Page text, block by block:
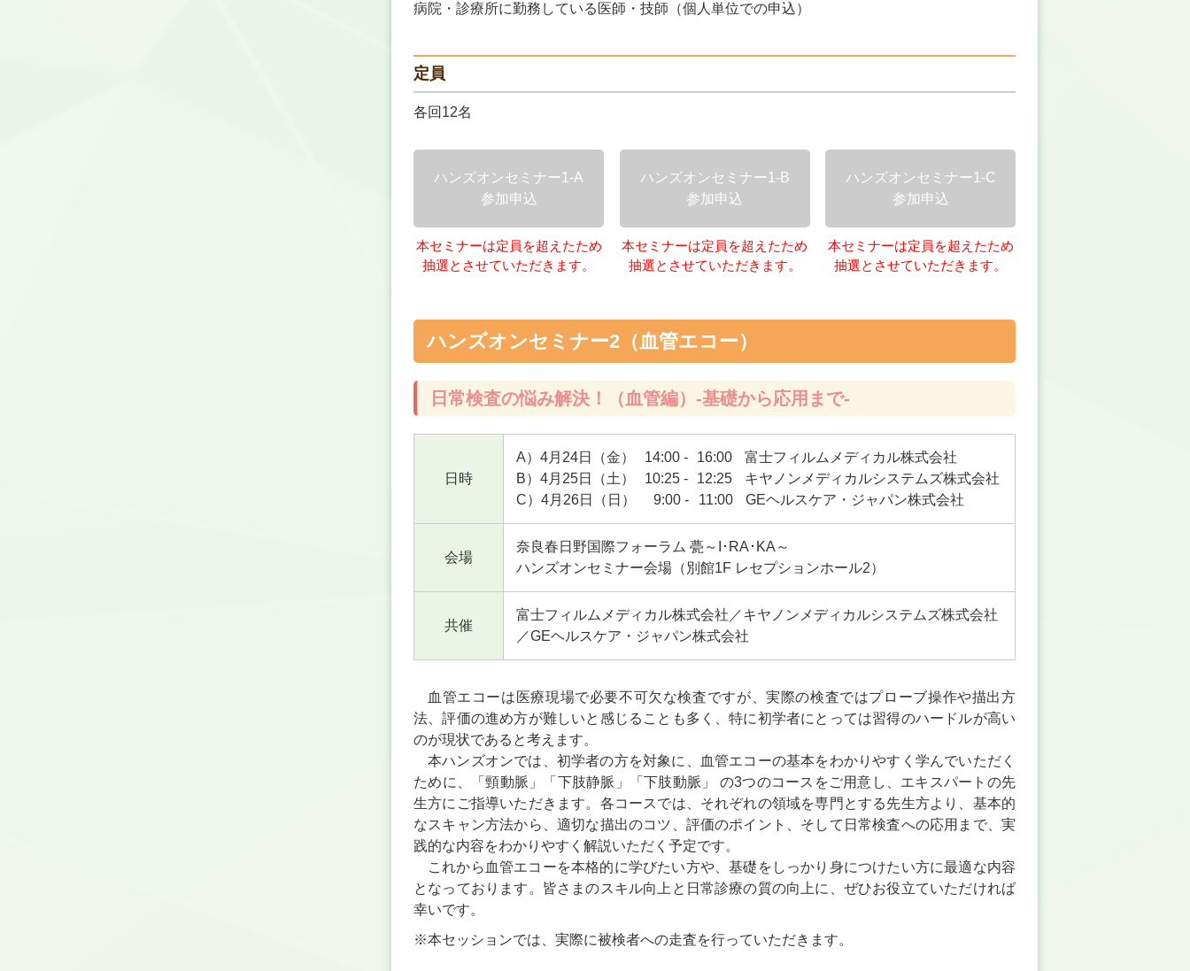
病院・診療所に勤務している医師・技師（個人単位での申込）
定員
各回12名
ハンズオンセミナー1-A
参加申込
本セミナーは定員を超えたため
抽選とさせていただきます。
ハンズオンセミナー1-B
参加申込
本セミナーは定員を超えたため
抽選とさせていただきます。
ハンズオンセミナー1-C
参加申込
本セミナーは定員を超えたため
抽選とさせていただきます。
ハンズオンセミナー2（血管エコー）
日常検査の悩み解決！（血管編）-基礎から応用まで-
日時
A）4月24日（金） 14:00 - 16:00
富士フィルムメディカル株式会社
B）4月25日（土）
10:25 - 12:25
キヤノンメディカルシステムズ株式会社
C）4月26日（日）
9:00 - 11:00 GEヘルスケア・ジャパン株式会社
会場
奈良春日野国際フォーラム 甍～I･RA･KA～
ハンズオンセミナー会場（別館1F レセプションホール2）
共催
富士フィルムメディカル株式会社／キヤノンメディカルシステムズ株式会社
／GEヘルスケア・ジャパン株式会社
血管エコーは医療現場で必要不可欠な検査ですが、実際の検査ではプローブ操作や描出方
法、評価の進め方が難しいと感じることも多く、特に初学者にとっては習得のハードルが高い
のが現状であると考えます。
本ハンズオンでは、初学者の方を対象に、血管エコーの基本をわかりやすく学んでいただく
ために、「頸動脈」「下肢静脈」「下肢動脈」 の3つのコースをご用意し、エキスパートの先
生方にご指導いただきます。各コースでは、それぞれの領域を専門とする先生方より、基本的
なスキャン方法から、適切な描出のコツ、評価のポイント、そして日常検査への応用まで、実
践的な内容をわかりやすく解説いただく予定です。
これから血管エコーを本格的に学びたい方や、基礎をしっかり身につけたい方に最適な内容
となっております。皆さまのスキル向上と日常診療の質の向上に、ぜひお役立ていただければ
幸いです。
※本セッションでは、実際に被検者への走査を行っていただきます。